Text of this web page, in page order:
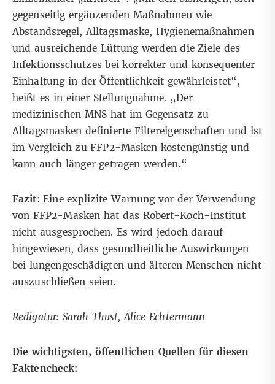
gegenseitig ergänzenden Maßnahmen wie
Abstandsregel, Alltagsmaske, Hygienemaßnahmen
und ausreichende Lüftung werden die Ziele des
Infektionsschutzes bei korrekter und konsequenter
Einhaltung in der Öffentlichkeit gewährleistet“,
heißt es in einer Stellungnahme. „Der
medizinischen MNS hat im Gegensatz zu
Alltagsmasken definierte Filtereigenschaften und ist
im Vergleich zu FFP2-Masken kostengünstig und
kann auch länger getragen werden.“
Fazit: Eine explizite Warnung vor der Verwendung
von FFP2-Masken hat das Robert-Koch-Institut
nicht ausgesprochen. Es wird jedoch darauf
hingewiesen, dass gesundheitliche Auswirkungen
bei lungengeschädigten und älteren Menschen nicht
auszuschließen seien.
Redigatur: Sarah Thust, Alice Echtermann
Die wichtigsten, öffentlichen Quellen für diesen
Faktencheck: